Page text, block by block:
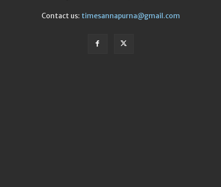
Contact us: timesannapurna@gmail.com